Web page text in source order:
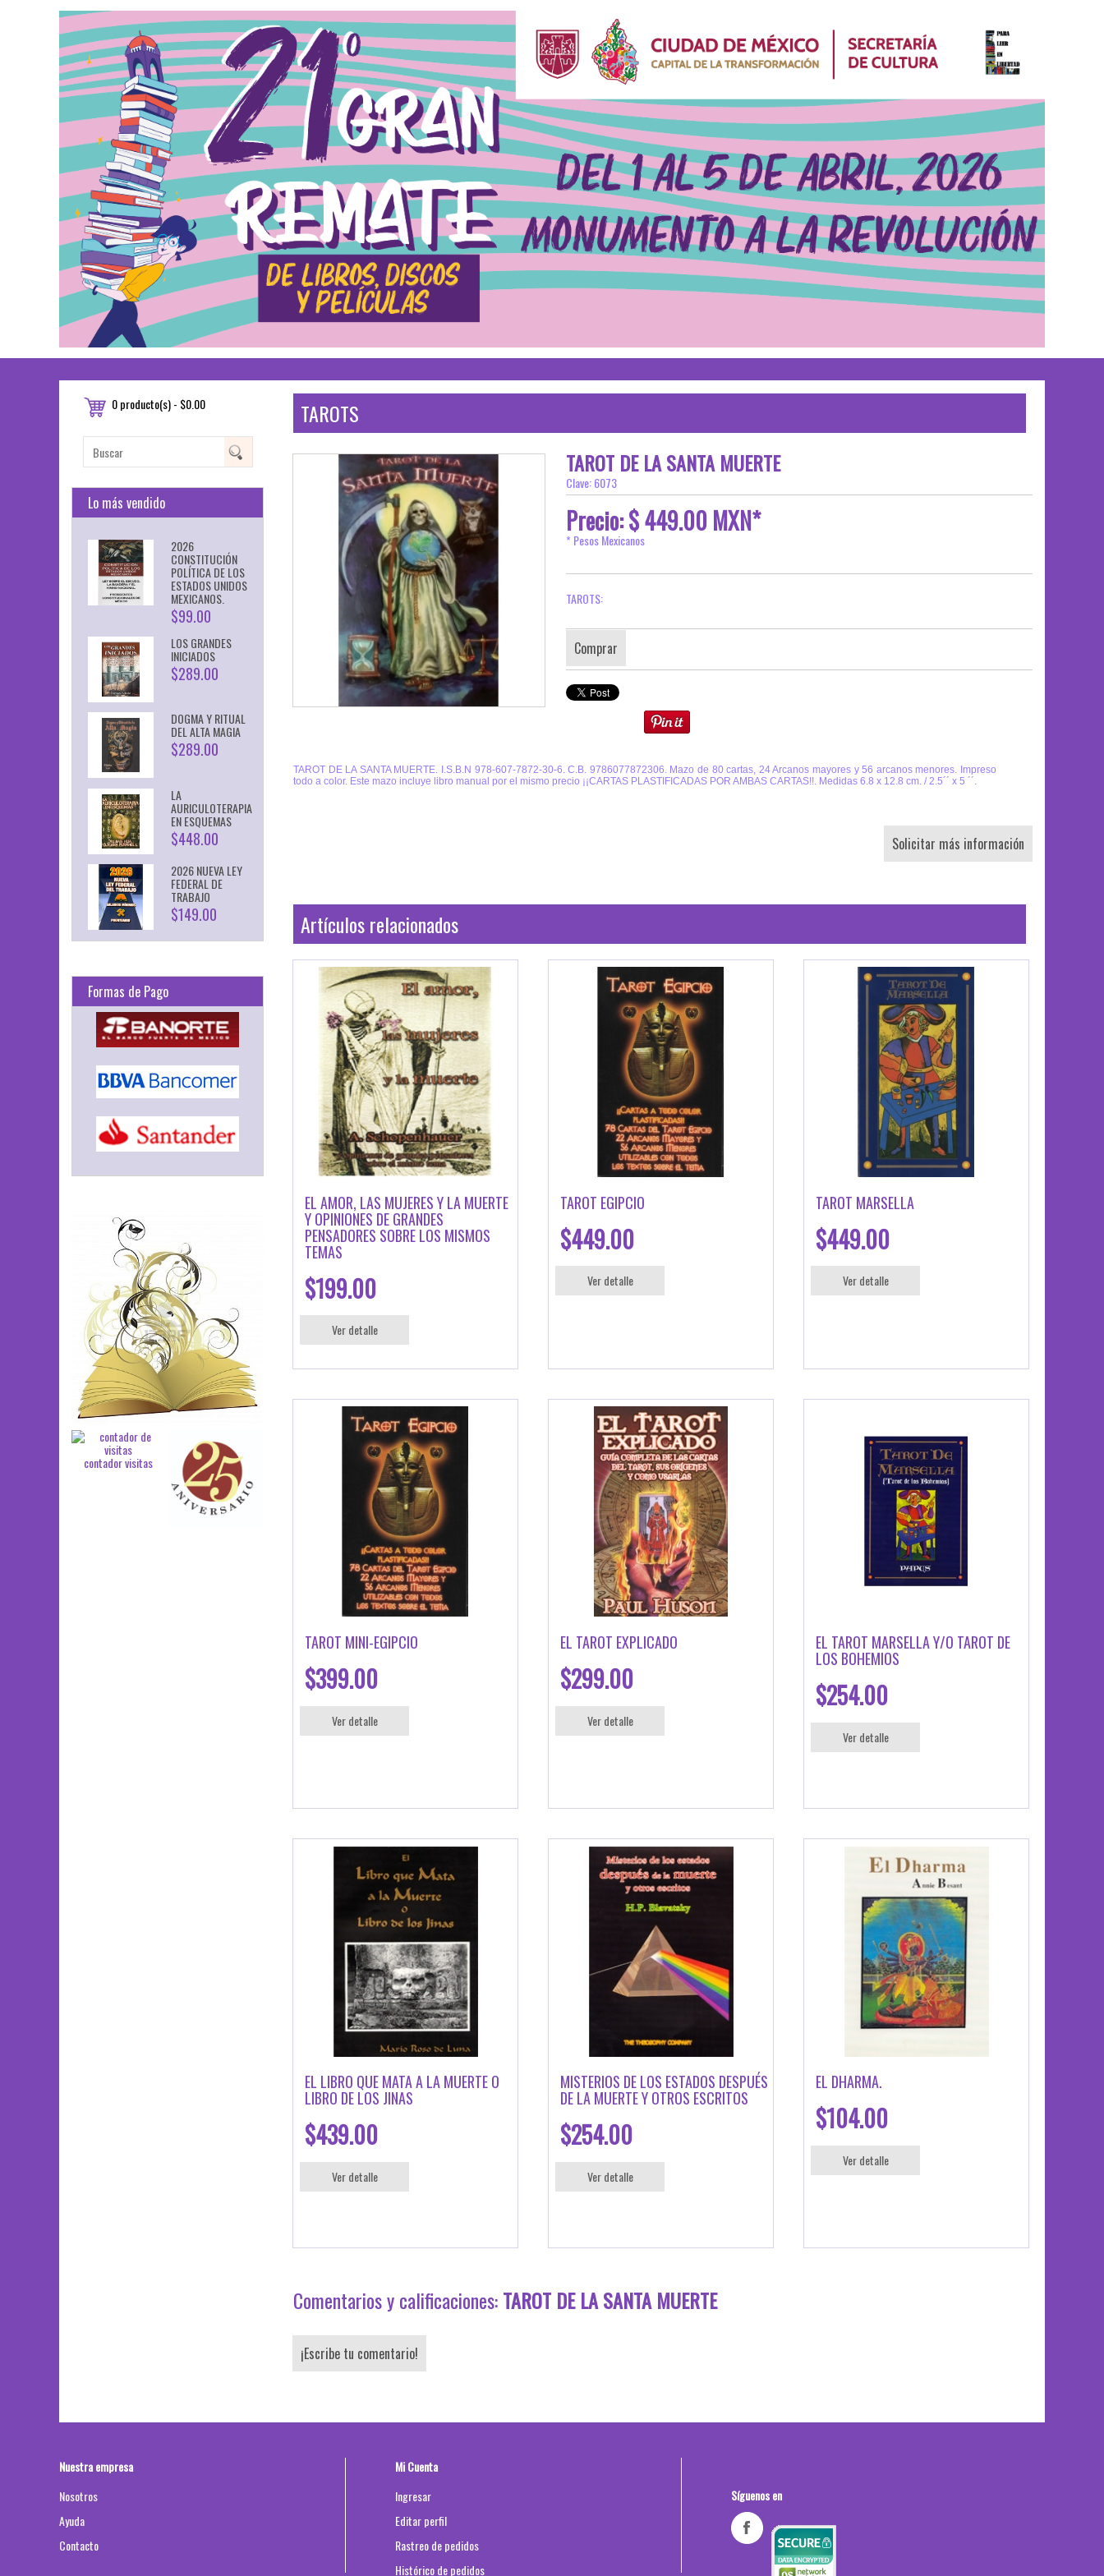
0 producto(s) - $0.00
Lo más vendido
2026
CONSTITUCIÓN
POLÍTICA DE LOS
ESTADOS UNIDOS
MEXICANOS.
$99.00
LOS GRANDES
INICIADOS
$289.00
DOGMA Y RITUAL
DEL ALTA MAGIA
$289.00
LA
AURICULOTERAPIA
EN ESQUEMAS
$448.00
2026 NUEVA LEY
FEDERAL DE
TRABAJO
$149.00
Formas de Pago
contador visitas
TAROTS
TAROT DE LA SANTA MUERTE
Clave: 6073
Precio: $ 449.00 MXN*
* Pesos Mexicanos
TAROTS:
Comprar
TAROT DE LA SANTA MUERTE. I.S.B.N 978-607-7872-30-6. C.B. 9786077872306. Mazo de 80 cartas, 24 Arcanos mayores y 56 arcanos menores. Impreso
todo a color. Este mazo incluye libro manual por el mismo precio ¡¡CARTAS PLASTIFICADAS POR AMBAS CARTAS!!. Medidas 6.8 x 12.8 cm. / 2.5´´ x 5 ´´.
Solicitar más información
Artículos relacionados
EL AMOR, LAS MUJERES Y LA MUERTE
Y OPINIONES DE GRANDES
PENSADORES SOBRE LOS MISMOS
TEMAS
$199.00
Ver detalle
TAROT EGIPCIO
$449.00
Ver detalle
TAROT MARSELLA
$449.00
Ver detalle
TAROT MINI-EGIPCIO
$399.00
Ver detalle
EL TAROT EXPLICADO
$299.00
Ver detalle
EL TAROT MARSELLA Y/O TAROT DE
LOS BOHEMIOS
$254.00
Ver detalle
EL LIBRO QUE MATA A LA MUERTE O
LIBRO DE LOS JINAS
$439.00
Ver detalle
MISTERIOS DE LOS ESTADOS DESPUÉS
DE LA MUERTE Y OTROS ESCRITOS
$254.00
Ver detalle
EL DHARMA.
$104.00
Ver detalle
Comentarios y calificaciones:TAROT DE LA SANTA MUERTE
¡Escribe tu comentario!
Nuestra empresa
Nosotros
Ayuda
Contacto
Mi Cuenta
Ingresar
Editar perfil
Rastreo de pedidos
Histórico de pedidos
Síguenos en